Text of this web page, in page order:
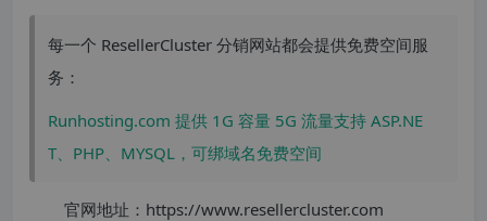
每一个 ResellerCluster 分销网站都会提供免费空间服
务：
Runhosting.com 提供 1G 容量 5G 流量支持 ASP.NE
T、PHP、MYSQL，可绑域名免费空间
官网地址：https://www.resellercluster.com